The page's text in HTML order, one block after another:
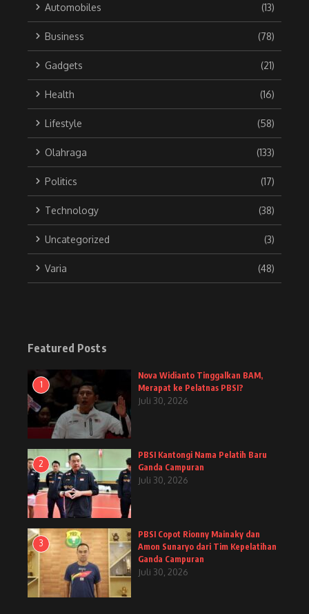
Automobiles (13)
Business (78)
Gadgets (21)
Health (16)
Lifestyle (58)
Olahraga (133)
Politics (17)
Technology (38)
Uncategorized (3)
Varia (48)
Featured Posts
1
Nova Widianto Tinggalkan BAM,
Merapat ke Pelatnas PBSI?
Juli 30, 2026
2
PBSI Kantongi Nama Pelatih Baru
Ganda Campuran
Juli 30, 2026
3
PBSI Copot Rionny Mainaky dan
Amon Sunaryo dari Tim Kepelatihan
Ganda Campuran
Juli 30, 2026